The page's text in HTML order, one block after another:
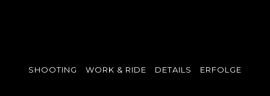
SHOOTING WORK & RIDE DETAILS ERFOLGE